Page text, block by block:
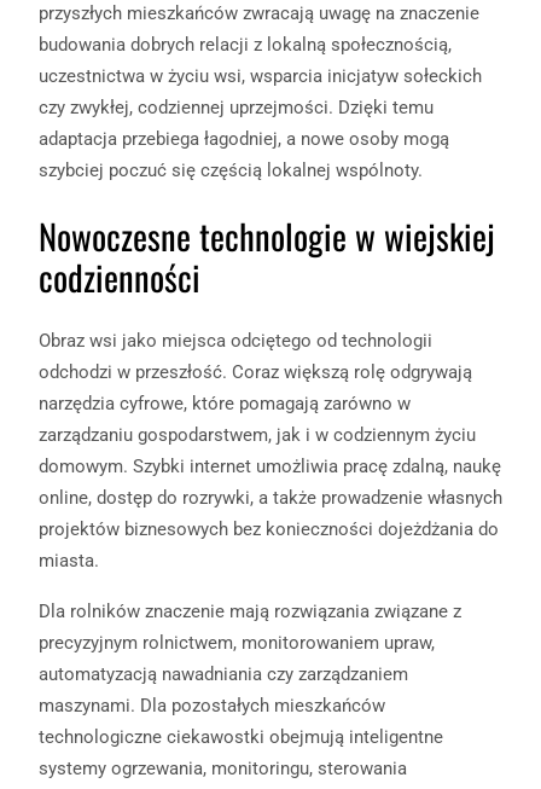
przyszłych mieszkańców zwracają uwagę na znaczenie
budowania dobrych relacji z lokalną społecznością,
uczestnictwa w życiu wsi, wsparcia inicjatyw sołeckich
czy zwykłej, codziennej uprzejmości. Dzięki temu
adaptacja przebiega łagodniej, a nowe osoby mogą
szybciej poczuć się częścią lokalnej wspólnoty.
Nowoczesne technologie w wiejskiej
codzienności
Obraz wsi jako miejsca odciętego od technologii
odchodzi w przeszłość. Coraz większą rolę odgrywają
narzędzia cyfrowe, które pomagają zarówno w
zarządzaniu gospodarstwem, jak i w codziennym życiu
domowym. Szybki internet umożliwia pracę zdalną, naukę
online, dostęp do rozrywki, a także prowadzenie własnych
projektów biznesowych bez konieczności dojeżdżania do
miasta.
Dla rolników znaczenie mają rozwiązania związane z
precyzyjnym rolnictwem, monitorowaniem upraw,
automatyzacją nawadniania czy zarządzaniem
maszynami. Dla pozostałych mieszkańców
technologiczne ciekawostki obejmują inteligentne
systemy ogrzewania, monitoringu, sterowania